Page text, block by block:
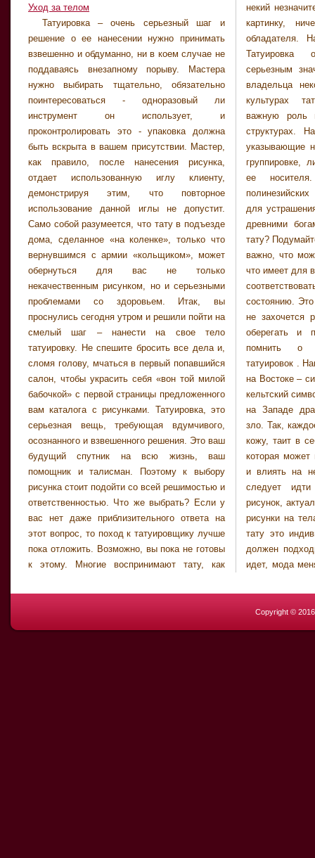
Уход за телом
Татуировка – очень серьезный шаг и
решение о ее нанесении нужно принимать
взвешенно и обдуманно, ни в коем случае не
поддаваясь внезапному порыву. Мастера
нужно выбирать тщательно, обязательно
поинтересоваться - одноразовый ли
инструмент он использует, и
проконтролировать это - упаковка должна
быть вскрыта в вашем присутствии. Мастер,
как правило, после нанесения рисунка,
отдает использованную иглу клиенту,
демонстрируя этим, что повторное
использование данной иглы не допустит.
Само собой разумеется, что тату в подъезде
дома, сделанное «на коленке», только что
вернувшимся с армии «кольщиком», может
обернуться для вас не только
некачественным рисунком, но и серьезными
проблемами со здоровьем. Итак, вы
проснулись сегодня утром и решили пойти на
смелый шаг – нанести на свое тело
татуировку. Не спешите бросить все дела и,
сломя голову, мчаться в первый попавшийся
салон, чтобы украсить себя «вон той милой
бабочкой» с первой страницы предложенного
вам каталога с рисунками. Татуировка, это
серьезная вещь, требующая вдумчивого,
осознанного и взвешенного решения. Это ваш
будущий спутник на всю жизнь, ваш
помощник и талисман. Поэтому к выбору
рисунка стоит подойти со всей решимостью и
ответственностью. Что же выбрать? Если у
вас нет даже приблизительного ответа на
этот вопрос, то поход к татуировщику лучше
пока отложить. Возможно, вы пока не готовы
к этому. Многие воспринимают тату, как
некий
картинку, ничего не значащую для ее
обладателя. На самом деле это не так.
Татуировка обладает гораздо более
серьезным значением, оказывая на своего
владельца некоторое влияние. Во многих
культурах татуировки имеют довольно
важную роль в различных иерархических
структурах. Например, татуировки якудза,
указывающие на отношение к той или иной
группировке, либо говорящие о мастерстве
ее носителя. Или тату майори, в
полинезийских племенах, наносимые, как
для устрашения врага, так и для общения с
древними богами. Где же взять идеи для
тату? Подумайте, что для вас действительно
важно, что может быть связано с вами или,
что имеет для вас некий смысл. Тату должно
соответствовать вашему духу, внутреннему
состоянию. Это то, с чем вам действительно
не захочется расставаться, что может вас
оберегать и помогать вам. Также стоит
помнить о разнообразных значениях
татуировок . Например, изображение дракона
на Востоке – символ четырех стихий, дракон
кельтский символизирует цикличность жизни,
на Западе дракон, в целом, олицетворяет
зло. Так, каждое изображение, наносимое на
кожу, таит в себе определенную символику,
которая может владельцу, как помогать, так
и влиять на него несколько негативно. Не
следует идти на поводу моды, делая
рисунок, актуальный сейчас, или копировать
рисунки на телах знаменитостей. Помните –
тату это индивидуальный рисунок, который
должен подходить именно вам, ведь время
идет, мода меняется, идеи татуировок тоже,
а ваш рисунок
обновляют приблизительно раз в десять лет,
так как за это время наша кожа успевает
обновиться, и краски могут потускнеть. Идеи
для тату ограничиваются лишь вашей
фантазией и мастерством татуировщика.
Подойдите к выбору очень серьезно, так как
невозможно просто взять и стереть не
понравившийся рисунок. Разновидностей
тату много, это и узоры – трайблы,
изображения животных, растений, знаков
зодиака, различные надписи и много всего,
что можно себе только представить. В
салонах вам предложат для просмотра
много каталогов с красочными
иллюстрациями. В каждом, уважающем себя
салоне, мастер обязательно подробно
расскажет об уходе за рисунком или вручит
вам памятку. В первые две недели
заживления, рисунок следует беречь,
стараться не носить синтетические и
шерстяные вещи, соприкасающиеся с
участком татуированной кожи, не принимать
ванну (оптимально – прохладный душ), не
допускать попадания прямых солнечных
лучей на него, не посещать солярий, сауну,
Copyright ©